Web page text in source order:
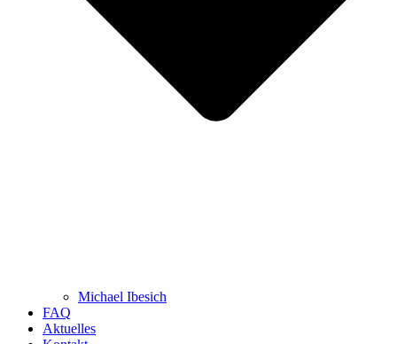
Michael Ibesich
FAQ
Aktuelles